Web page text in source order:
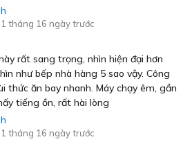
cảm ứng với 4 cấp độ hút
tháng 16 ngày trước
rất sang trọng, nhìn hiện đại hơn
như bếp nhà hàng 5 sao vậy. Công
thức ăn bay nhanh. Máy chạy êm, gần
tiếng ồn, rất hài lòng
tháng 16 ngày trước